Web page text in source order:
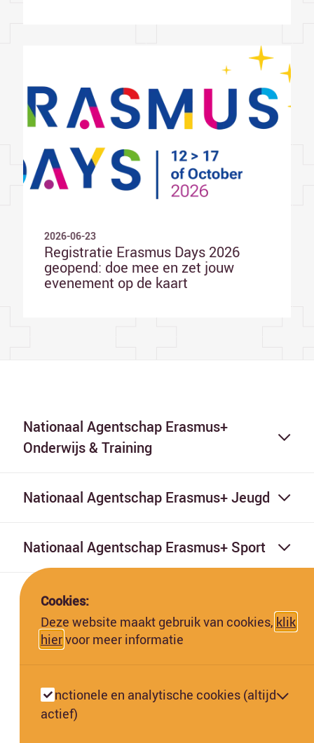
2026-06-23
Registratie Erasmus Days 2026
geopend: doe mee en zet jouw
evenement op de kaart
Nationaal Agentschap Erasmus+
Onderwijs & Training
Nationaal Agentschap Erasmus+ Jeugd
Nationaal Agentschap Erasmus+ Sport
gesteld voor de inhoud hiervan.
Cookies:
Deze website maakt gebruik van cookies, klik
hiervoor meer informatie
Functionele en analytische cookies (altijd
actief)